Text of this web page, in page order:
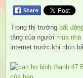
Trong thị trường bất
tăng của người mua nhà
internet trước khi nhìn